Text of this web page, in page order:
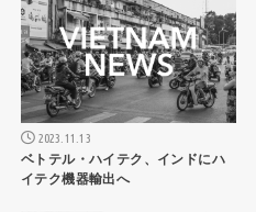
2023.11.13
ベトテル・ハイテク、インドにハ
イテク機器輸出へ